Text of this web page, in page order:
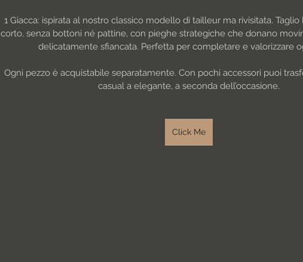
1 Giacca: ispirata al nostro classico modello di tailleur ma rivisitata.
corto, senza bottoni né pattine, con pieghe strategiche che donano
delicatamente sfiancata. Perfetta per completare e valorizzare
Ogni pezzo è acquistabile separatamente. Con pochi accessori puoi
casual a elegante, a seconda dell’occasione.
Click Me